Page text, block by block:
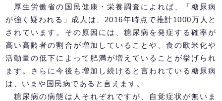
厚生労働省の国民健康・栄養調査によれば、「糖尿病
が強く疑われる」成人は、2016年時点で推計1000万人と
されています。その原因には、糖尿病を発症する確率が
高い高齢者の割合が増加していることや、食の欧米化や
活動量の低下によって肥満が増えていることが挙げられ
ます。さらに今後も増加し続けると言われている糖尿病
は、いまや国民病であると言えます。
糖尿病の病態は人それぞれですが、自覚症状が無いま